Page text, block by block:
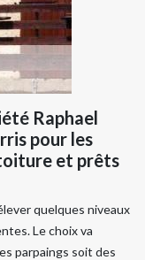
Raphael
pour les
et prêts
quelques niveaux
Le choix va
parpaings soit des